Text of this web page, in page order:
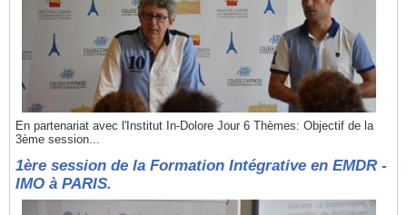
En partenariat avec l'Institut In-Dolore Jour 6 Thèmes: Objectif de la
3ème session...
1ère session de la Formation Intégrative en EMDR -
IMO à PARIS.